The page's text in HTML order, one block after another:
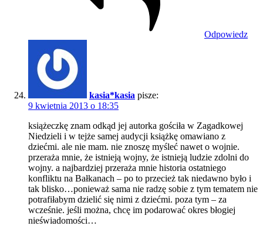
Odpowiedz
kasia*kasia pisze:
9 kwietnia 2013 o 18:35
książeczkę znam odkąd jej autorka gościła w Zagadkowej
Niedzieli i w tejże samej audycji książkę omawiano z
dziećmi. ale nie mam. nie znoszę myśleć nawet o wojnie.
przeraża mnie, że istnieją wojny, że istnieją ludzie zdolni do
wojny. a najbardziej przeraża mnie historia ostatniego
konfliktu na Bałkanach – po to przecież tak niedawno było i
tak blisko…ponieważ sama nie radzę sobie z tym tematem nie
potrafiłabym dzielić się nimi z dziećmi. poza tym – za
wcześnie. jeśli można, chcę im podarować okres błogiej
nieświadomości…